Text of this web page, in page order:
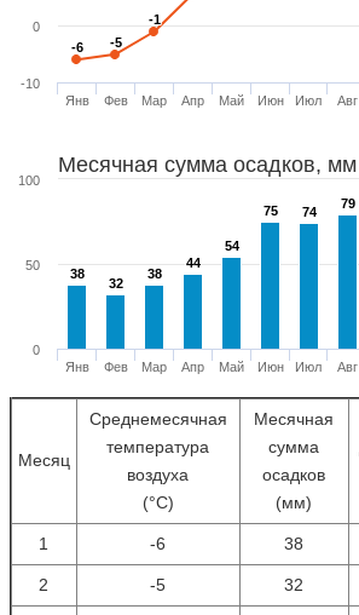
-6
-6 -5
-5
-1
-1
Янв Фев Мар Апр Май Июн Июл Авг
-10
0
Месячная сумма осадков, мм
38
38
32
32
38
38
44
44
54
54
75
75 74
74
79
79
Янв Фев Мар Апр Май Июн Июл Авг
0
50
100
Месяц
Среднемесячная
температура
воздуха
(°С)
Месячная
сумма
осадков
(мм)
1 -6 38
2 -5 32